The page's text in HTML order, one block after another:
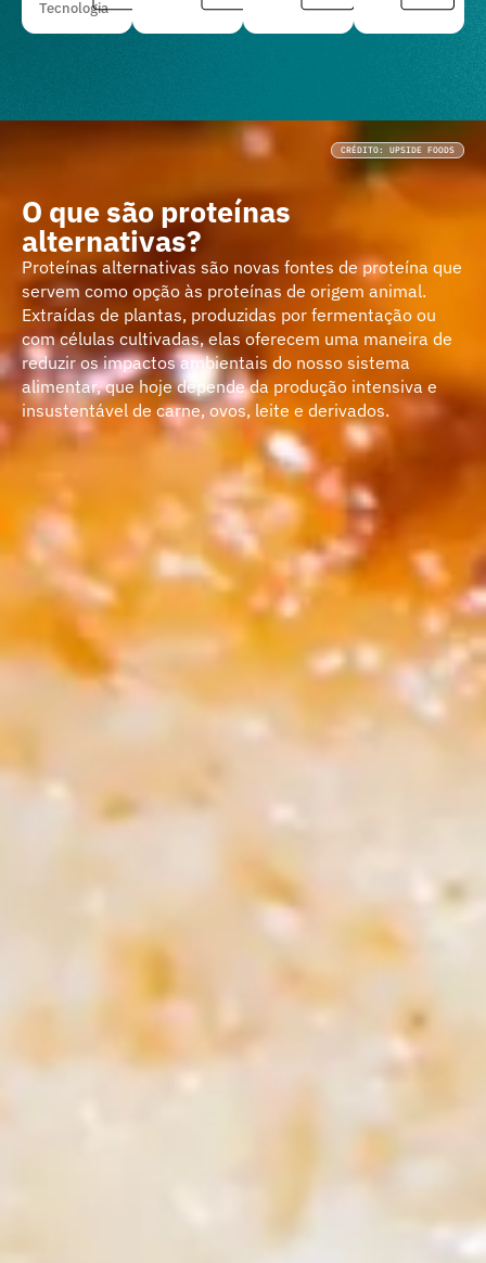
Tecnologia
O que são proteínas
alternativas?
Proteínas alternativas são novas fontes de proteína que
servem como opção às proteínas de origem animal.
Extraídas de plantas, produzidas por fermentação ou
com células cultivadas, elas oferecem uma maneira de
reduzir os impactos ambientais do nosso sistema
alimentar, que hoje depende da produção intensiva e
insustentável de carne, ovos, leite e derivados.
CRÉDITO: UPSIDE FOODS